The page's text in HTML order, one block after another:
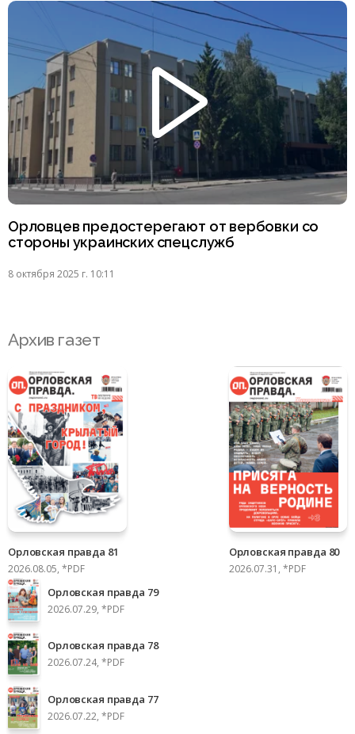
Орловцев предостерегают от вербовки со
стороны украинских спецслужб
8 октября 2025 г. 10:11
Архив газет
Орловская правда 81
2026.08.05, *PDF
Орловская правда 80
2026.07.31, *PDF
Орловская правда 79
2026.07.29, *PDF
Орловская правда 78
2026.07.24, *PDF
Орловская правда 77
2026.07.22, *PDF